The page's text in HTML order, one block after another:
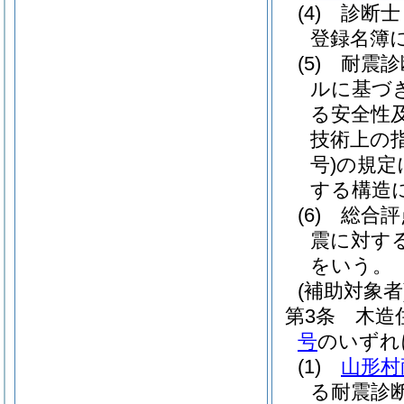
(4)
診断
登録名簿
(5)
耐震
ルに基づ
る安全性
技術上の
号)の規定
する構造
(6)
総合
震に対す
をいう。
(補助対象
第3条
木造
号のいず
(1)
山形
る耐震診